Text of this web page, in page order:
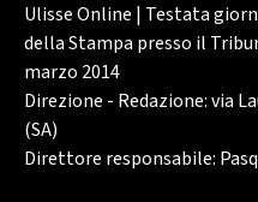
Ulisse Online | Testata
della Stampa presso il
marzo 2014
Direzione - Redazione: via
(SA)
Direttore responsabile: